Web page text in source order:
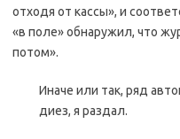
отходя от кассы», и
«в поле» обнаружил, что
потом».
Иначе или так, ряд
диез, я раздал.